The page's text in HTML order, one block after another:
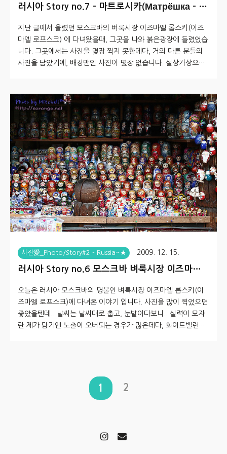
러시아 Story no.7 - 마트로시카(Матрёшка - 마
지난 글에서 올렸던 모스크바의 벼룩시장 이즈마엘 롭스키(이즈
마엘 로프스크) 에 다녀왔을때, 그곳을 나와 붉은광장에 들렸었습
니다. 그곳에서는 사진을 몇장 찍지 못한데다, 거의 다른 분들의
사진을 담았기에, 배경만인 사진이 몇장 없습니다. 설상가상으로,
고~ 오늘은 마트로시카(Матрёшка - 마뜨료쉬까) 사진을 몇 장
올리겠습니다. 이즈마엘 롭스키에서 1300 루블 짜리를 흥정을 하
고 하고... 딸까지 얘기하며 깎은게 300루블 이었습니다. 결국 10
00루블에 구매했으니... 한화로는 52000원 정도를 깎아서 4만원
정도에 산 셈이네요. 좀 저렴한 녀석을 구입한다면 300..
사진愛_Photo/Story#2 - Russia~★ 2009. 12. 15.
러시아 Story no.6 모스크바 벼룩시장 이즈마엘
오늘은 러시아 모스크바의 명물인 벼룩시장 이즈마엘 롭스키(이
즈마엘 로프스크)에 다녀온 이야기 입니다. 사진을 많이 찍었으면
좋았을텐데.. 날씨는 날씨대로 춥고, 눈밭이다보니.. 실력이 모자
란 제가 담기엔 노출이 오버되는 경우가 많은데다, 화이트밸런스
은 평소보다 가격을 올려 부른다고 하는군요. 다만, 벼룩시장의 특
성상 흥정만 잘 하면 저렴하게 구입할 수도 있으나, 역시나 기본적
1 2